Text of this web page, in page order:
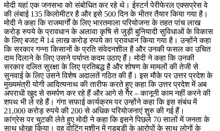
मोदी यहां एक जनसभा को संबोधित कर रहे थे। ईस्टर्न पेरीफेरल एक्सप्रेस वे
की लंबाई 135 किलोमीटर है और इसे 500 दिन के भीतर तैयार किया गया है।
मोदी ने कहा कि राजमार्गों के लिए भारतमाला परियोजना के तहत पांच लाख
करोड़ रुपये के प्रावधान के अलावा कृषि से जुड़ी बुनियादी सुविधाओं के विकास
के लिए बजट में 14 लाख करोड़ रुपये का प्रावधान किया गया है। उन्होंने कहा
कि सरकार गन्ना किसानों के प्रति संवेदनशील है और उनकी फसल का उचित
दाम दिलाने के लिए उसने पर्याप्त कदम उठाए हैं। मोदी ने कहा कि उनकी
सरकार दलित सुरक्षा के लिए प्रतिबद्ध है और शोषण के मामलों की तेजी से
सुनवाई के लिए उसने विशेष अदालतें गठित की हैं। इस मौके पर उत्तर प्रदेश के
मुख्यमंत्री योगी आदित्यनाथ की तारीफ करते हुए कहा कि उत्तर प्रदेश में अब
अपराधी खुद से समर्पण कर रहे हैं और आगे से गैर – कानूनी काम नहीं करने की
शपथ भी ले रहे हैं। गंगा सफाई कार्यक्रम पर उन्होंने कहा कि इस संबंध में
21,000 करोड़ रुपये की 200 से अधिक परियोजनाएं शुरु की गई हैं।
कांग्रेस पर चुटकी लेते हुए मोदी ने कहा कि इसने पिछले 70 सालों में जनता के
साथ धोखा किया। वह वोटिंग मशीन में गड़बड़ी के आरोपों के साथ लोगों के